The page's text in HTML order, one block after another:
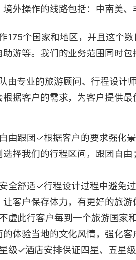
境外操作的线路包括：中南美
175个国家和地区，并且这个
游等。我们的业务范围同时包
由专业的旅游顾问、行程设计
据客户的需求，为客户提供最
由跟团✓根据客户的要求强化
选择我们的行程区间，跟团自
全舒适✓行程设计过程中避免
客户保存体力，有更好的旅游
虚此行客户每到一个旅游国家
体验当地的文化风情，强化客
级✓酒店安排保证四星、五星